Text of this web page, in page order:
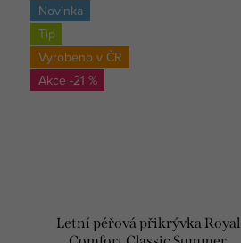
Novinka
Tip
Vyrobeno v ČR
-21 %
Letní péřová přikrývka Royal